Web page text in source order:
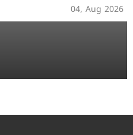
04, Aug 2026